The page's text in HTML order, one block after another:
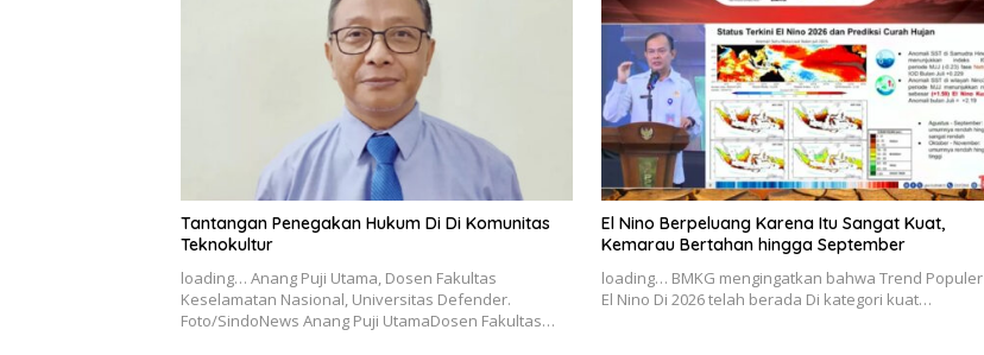
Tantangan Penegakan Hukum Di Di Komunitas
Teknokultur
loading… Anang Puji Utama, Dosen Fakultas
Keselamatan Nasional, Universitas Defender.
Foto/SindoNews Anang Puji UtamaDosen Fakultas…
El Nino Berpeluang Karena Itu Sangat Kuat,
Kemarau Bertahan hingga September
loading… BMKG mengingatkan bahwa Trend Populer
El Nino Di 2026 telah berada Di kategori kuat…